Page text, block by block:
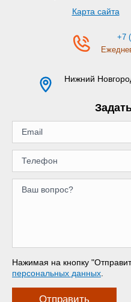
Карта сайта
+7
Нижний
Нажимая на кнопку
персональных данных
Отправить